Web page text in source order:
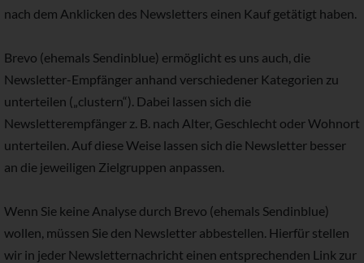
nach dem Anklicken des Newsletters einen Kauf getätigt haben.
Brevo (ehemals Sendinblue) ermöglicht es uns auch, die
Newsletter-Empfänger anhand verschiedener Kategorien zu
unterteilen („clustern“). Dabei lassen sich die
Newsletterempfänger z. B. nach Alter, Geschlecht oder Wohnort
unterteilen. Auf diese Weise lassen sich die Newsletter besser
an die jeweiligen Zielgruppen anpassen.
Wenn Sie keine Analyse durch Brevo (ehemals Sendinblue)
wollen, müssen Sie den Newsletter abbestellen. Hierfür stellen
wir in jeder Newsletternachricht einen entsprechenden Link zur